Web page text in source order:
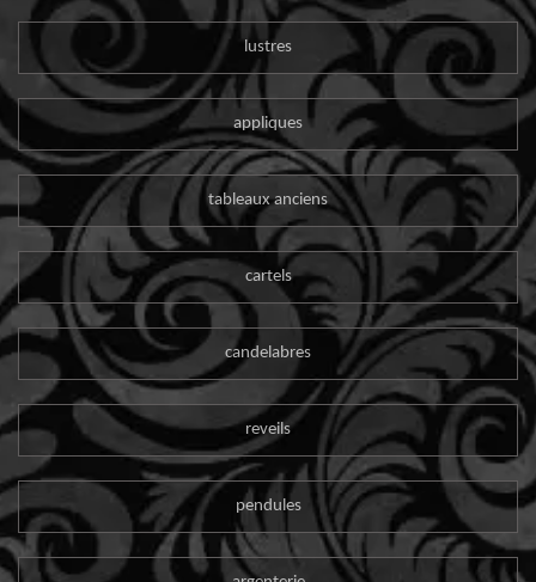
lustres
appliques
tableaux anciens
cartels
candelabres
reveils
pendules